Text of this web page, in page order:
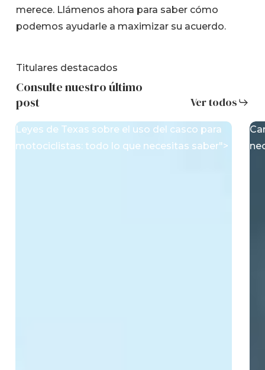
merece. Llámenos ahora para saber cómo
podemos ayudarle a maximizar su acuerdo.
Titulares destacados
Consulte nuestro último
post
Ver todos
Leyes de Texas sobre el uso del casco para
motociclistas: todo lo que necesitas saber">